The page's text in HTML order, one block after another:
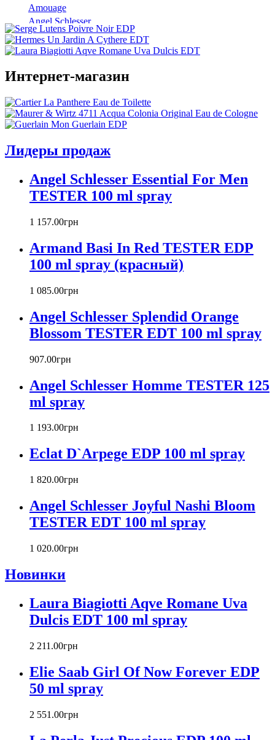
Amouage
Angel Schlesser
Anna Sui
Annayake
Antonio Banderas
Armaf
Armand Basi
Atelier Cologne
Badgley Mischka
Banana Republic
Barex
Beyonce
Biotherm
Blumarine
Bottega Veneta
Bourjois
Britney Spears
Burberry
Byblos
Byredo
Cacharel
Calvin Klein
Carla Fracci
Carolina Herrera
Cartier
Chanel
Chevignon
Chopard
Christian Dior
Christian Lacroix
Christina Aguilera
Cindy Crawford
Clive Christian
CnR Create
Cofinluxe
Comme Des Garcons
Costume National
Couch
Интернет-магазин
Лидеры продаж
Angel Schlesser Essential For Men
TESTER 100 ml spray
1 157.00грн
Armand Basi In Red TESTER EDP
100 ml spray (красный)
1 085.00грн
Angel Schlesser Splendid Orange
Blossom TESTER EDT 100 ml spray
907.00грн
Angel Schlesser Homme TESTER 125
ml spray
1 193.00грн
Eclat D`Arpege EDP 100 ml spray
1 820.00грн
Angel Schlesser Joyful Nashi Bloom
TESTER EDT 100 ml spray
1 020.00грн
Новинки
Laura Biagiotti Aqve Romane Uva
Dulcis EDT 100 ml spray
2 211 .00грн
Elie Saab Girl Of Now Forever EDP
50 ml spray
2 551 .00грн